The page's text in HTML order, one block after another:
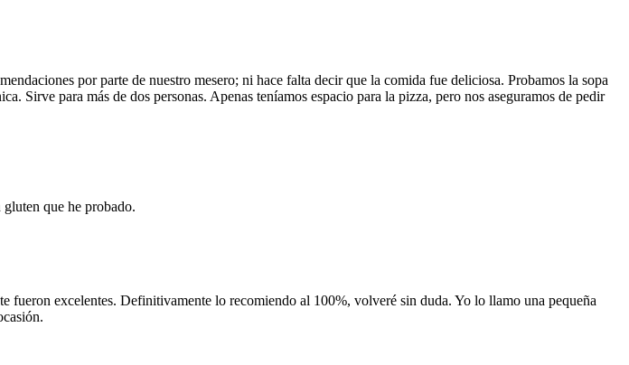
por parte de nuestro mesero; ni hace falta decir que la comida fue deliciosa. Probamos la sopa
Sirve para más de dos personas. Apenas teníamos espacio para la pizza, pero nos aseguramos de pedir
que he probado.
excelentes. Definitivamente lo recomiendo al 100%, volveré sin duda. Yo lo llamo una pequeña